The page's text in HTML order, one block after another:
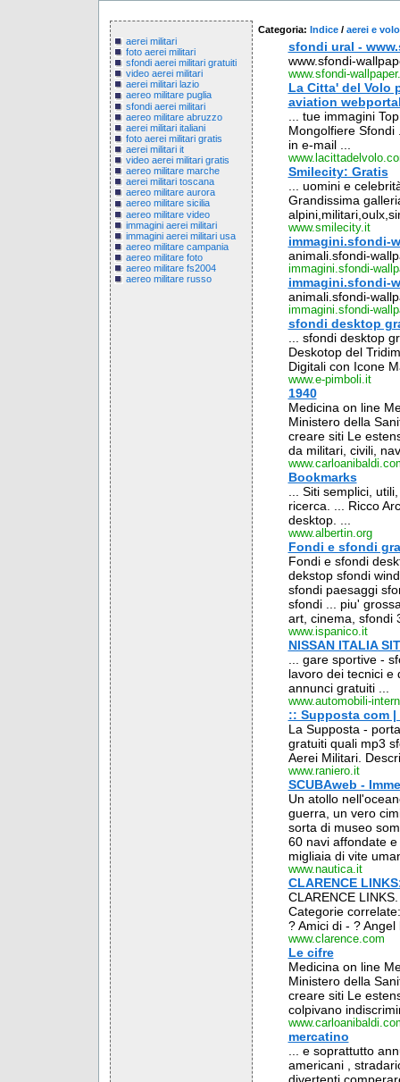
aerei militari
foto aerei militari
sfondi aerei militari gratuiti
video aerei militari
aerei militari lazio
aereo militare puglia
sfondi aerei militari
aereo militare abruzzo
aerei militari italiani
foto aerei militari gratis
aerei militari it
video aerei militari gratis
aereo militare marche
aerei militari toscana
aereo militare aurora
aereo militare sicilia
aereo militare video
immagini aerei militari
immagini aerei militari usa
aereo militare campania
aereo militare foto
aereo militare fs2004
aereo militare russo
Categoria: Indice / aerei e volo
sfondi ural -
www.sfondi-
www.sfondi-
La Citta' del Volo
aviation
... tue immagini
Mongolfiere Sfondi
in e-mail ...
Smilecity: Gratis
... uomini e
Grandissima
www.smilecity.it
immagini.sfondi-
animali.sfondi-
immagini.sfondi-
immagini.sfondi-
animali.sfondi-
immagini.sfondi-
sfondi desktop
... sfondi desktop
Deskotop del
Digitali con Icone
www.e-pimboli.it
1940
Medicina on line
Ministero della
creare siti Le
da militari, civili,
Bookmarks
... Siti semplici,
ricerca. ... Ricco
desktop. ...
www.albertin.org
Fondi e sfondi
Fondi e sfondi
dekstop sfondi
sfondi paesaggi
sfondi ... piu'
art, cinema, sfondi
www.ispanico.it
NISSAN ITALIA
... gare sportive -
lavoro dei tecnici e
annunci gratuiti ...
www.automobili-
:: Supposta com
La Supposta -
gratuiti quali mp3
Aerei Militari.
www.raniero.it
SCUBAweb -
Un atollo
guerra, un vero
sorta di museo
60 navi affondate
migliaia di vite
www.nautica.it
CLARENCE
CLARENCE
Categorie
? Amici di - ?
www.clarence.com
Le cifre
Medicina on line
Ministero della
creare siti Le
colpivano
mercatino
... e soprattutto
americani ,